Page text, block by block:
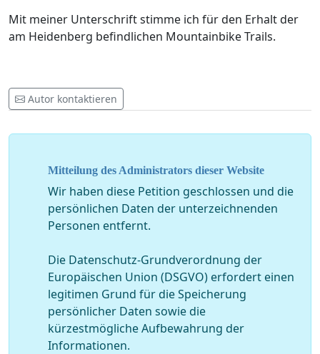
Mit meiner Unterschrift stimme ich für den Erhalt der
am Heidenberg befindlichen Mountainbike Trails.
Autor kontaktieren
Mitteilung des Administrators dieser Website
Wir haben diese Petition geschlossen und die
persönlichen Daten der unterzeichnenden
Personen entfernt.
Die Datenschutz-Grundverordnung der
Europäischen Union (DSGVO) erfordert einen
legitimen Grund für die Speicherung
persönlicher Daten sowie die
kürzestmögliche Aufbewahrung der
Informationen.